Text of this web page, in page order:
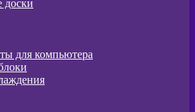
доски
для компьютера